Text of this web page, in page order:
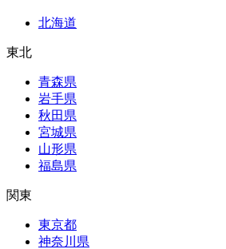
北海道
東北
青森県
岩手県
秋田県
宮城県
山形県
福島県
関東
東京都
神奈川県